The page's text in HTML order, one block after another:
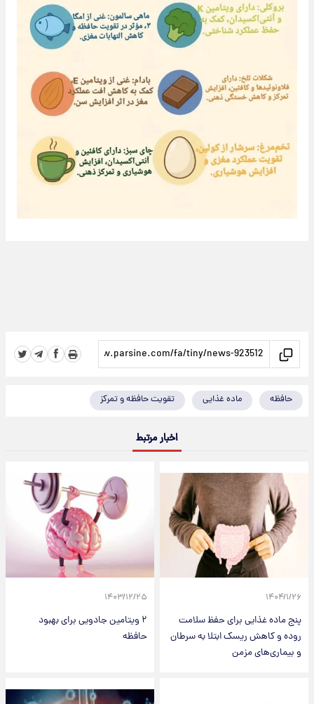
حافظه ماده غذایی تقویت حافظه و تمرکز
اخبار مرتبط
۱۴۰۴/۱/۲۶
پنج ماده غذایی برای حفظ سلامت
روده و کاهش ریسک ابتلا به سرطان
و بیماری‌های مزمن
۱۴۰۳/۱۲/۲۵
۲ ویتامین جادویی برای بهبود
حافظه